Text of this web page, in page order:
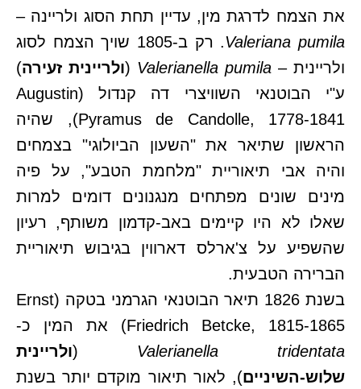
את הצמח לדרגת מין, עדיין תחת הסוג ולריינה –
Valeriana pumila
. רק ב-1805 שויך הצמח לסוג
ולריינית – Valerianella pumila
(ולריינית זעירה)
ע"י הבוטנאי השוויצרי דה קנדול (Augustin
Pyramus de Candolle, 1778-1841), שהיה
הראשון שתיאר את "השעון הביולוגי" בצמחים
והיה אבי תיאוריית "מלחמת הטבע", על פיה
מינים שונים מפתחים מנגנונים דומים למרות
שאלו לא היו קיימים באב-קדמון משותף, רעיון
שהשפיע על צ'ארלס דארווין בגיבוש תיאוריית
הברירה הטבעית.
בשנת 1826 תיאר הבוטנאי הגרמני בטקה (Ernst
Friedrich Betcke, 1815-1865) את המין כ-
Valerianella tridentata
(ולריינית
שלוש-השיניים), לאור תיאור מוקדם יותר בשנת